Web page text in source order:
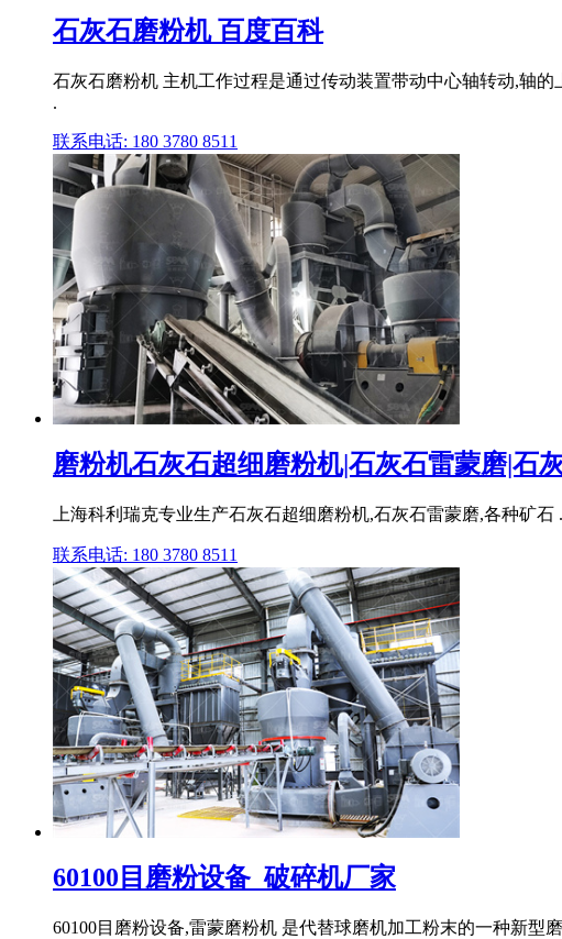
石灰石磨粉机 百度百科
石灰石磨粉机 主机工作过程是通过传动装置带动中心轴转动,轴
.
联系电话: 180 3780 8511
磨粉机石灰石超细磨粉机|石灰石雷蒙磨|石
上海科利瑞克专业生产石灰石超细磨粉机,石灰石雷蒙磨,各种矿
联系电话: 180 3780 8511
60100目磨粉设备_破碎机厂家
60100目磨粉设备,雷蒙磨粉机 是代替球磨机加工粉末的一种新